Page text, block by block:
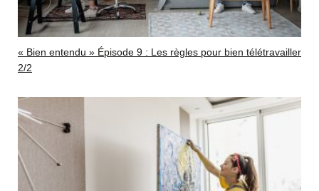
« Bien entendu » Épisode 9 : Les règles pour bien télétravailler
2/2